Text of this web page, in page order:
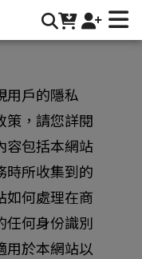
用戶的隱私
策，請您詳閱
容包括本網站
時所收集到的
如何處理在商
任何身份識別
用於本網站以